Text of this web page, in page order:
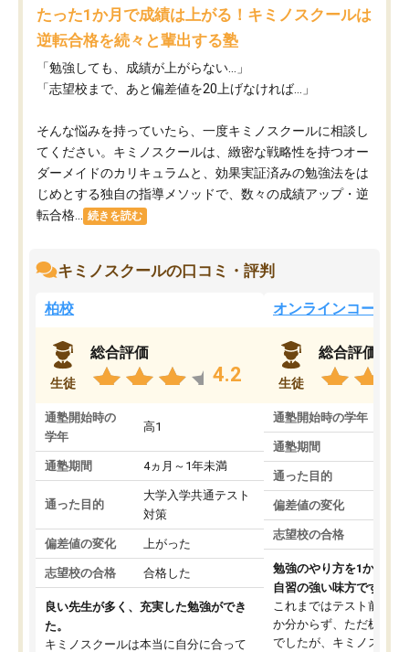
たった1か月で成績は上がる！キミノスクールは
逆転合格を続々と輩出する塾
「勉強しても、成績が上がらない…」
「志望校まで、あと偏差値を20上げなければ…」
そんな悩みを持っていたら、一度キミノスクールに相談し
てください。キミノスクールは、緻密な戦略性を持つオー
ダーメイドのカリキュラムと、効果実証済みの勉強法をは
じめとする独自の指導メソッドで、数々の成績アップ・逆
転合格...
続きを読む
キミノスクールの口コミ・評判
柏校
生徒
総合評価
4.2
通塾開始時の
学年
高1
通塾期間 4ヵ月～1年未満
通った目的
大学入学共通テスト
対策
偏差値の変化 上がった
志望校の合格 合格した
良い先生が多く、充実した勉強ができ
た。
キミノスクールは本当に自分に合って
オンラインコース
生徒
総合評価
通塾開始時の学年
通塾期間
通った目的
偏差値の変化
志望校の合格
勉強のやり方を1から教
自習の強い味方です。
これまではテスト前に何
か分からず、ただ机に座
でしたが、キミノスクー